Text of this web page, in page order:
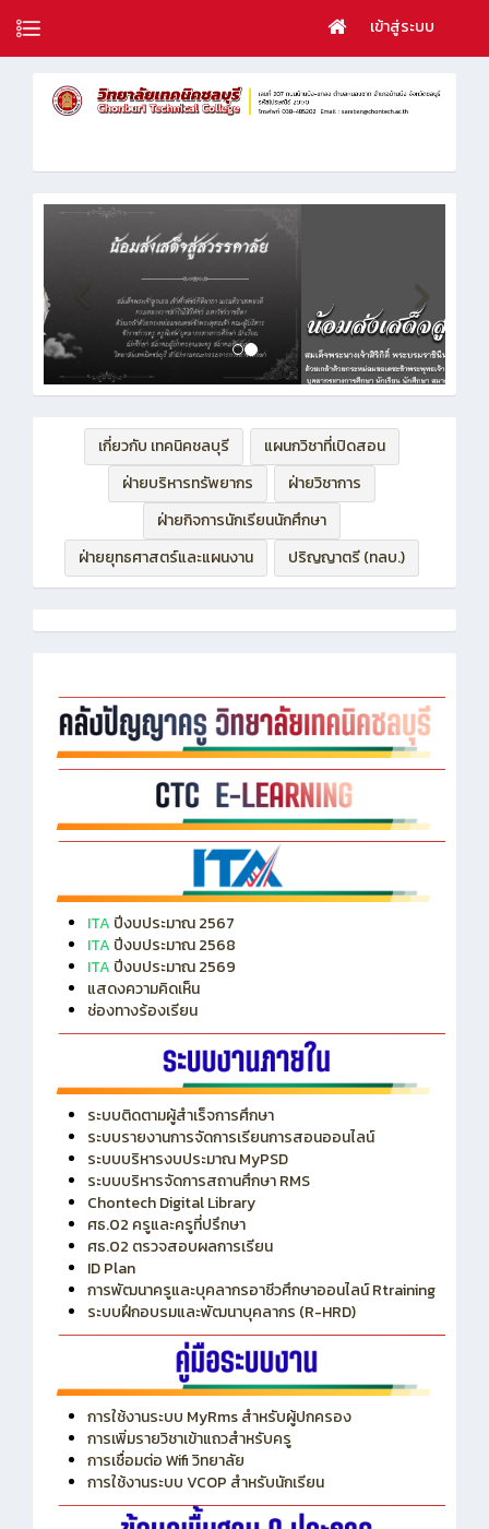
เข้าสู่ระบบ
เกี่ยวกับ เทคนิคชลบุรี
แผนกวิชาที่เปิดสอน
ฝ่ายบริหารทรัพยากร
ฝ่ายวิชาการ
ฝ่ายกิจการนักเรียนนักศึกษา
ฝ่ายยุทธศาสตร์และแผนงาน
ปริญญาตรี (ทลบ.)
ITA ปีงบประมาณ 2567
ITA ปีงบประมาณ 2568
ITAปีงบประมาณ 2569
แสดงความคิดเห็น
ช่องทางร้องเรียน
ระบบติดตามผู้สำเร็จการศึกษา
ระบบรายงานการจัดการเรียนการสอนออนไลน์
ระบบบริหารงบประมาณ MyPSD
ระบบบริหารจัดการสถานศึกษา RMS
Chontech Digital Library
ศธ.02 ครูและครูที่ปรึกษา
ศธ.02 ตรวจสอบผลการเรียน
ID Plan
การพัฒนาครูและบุคลากรอาชีวศึกษาออนไลน์ Rtraining
ระบบฝึกอบรมและพัฒนาบุคลากร (R-HRD)
การใช้งานระบบ MyRms สำหรับผู้ปกครอง
การเพิ่มรายวิชาเข้าแถวสำหรับครู
การเชื่อมต่อ Wifi วิทยาลัย
การใช้งานระบบ VCOP สำหรับนักเรียน